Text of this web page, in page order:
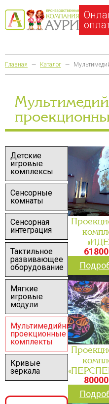
Главная — Каталог —
Детские
игровые
комплексы
Сенсорные
комнаты
Сенсорная
интеграция
Тактильное
развивающее
оборудование
Мягкие
игровые
модули
Мультимедийные
проекционные
комплекты
Кривые
зеркала